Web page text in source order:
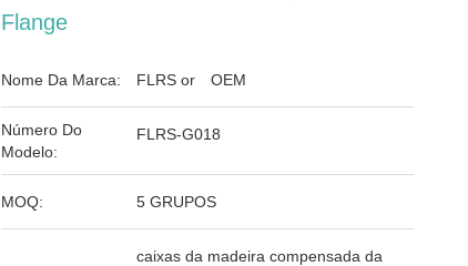
Flange
Nome Da Marca: FLRS or OEM
Número Do
Modelo:
FLRS-G018
MOQ: 5 GRUPOS
caixas da madeira compensada da